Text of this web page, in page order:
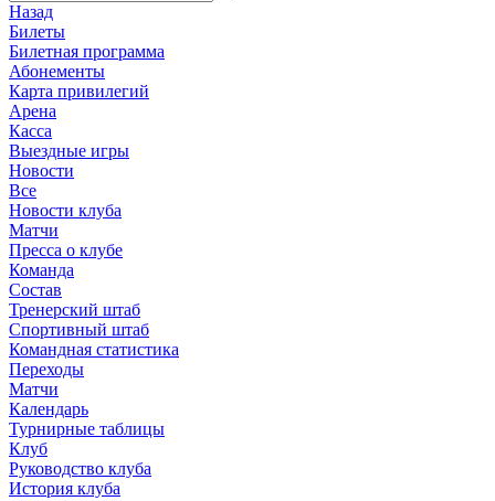
Назад
Билеты
Билетная программа
Абонементы
Карта привилегий
Арена
Касса
Выездные игры
Новости
Все
Новости клуба
Матчи
Пресса о клубе
Команда
Состав
Тренерский штаб
Спортивный штаб
Командная статистика
Переходы
Матчи
Календарь
Турнирные таблицы
Клуб
Руководство клуба
История клуба